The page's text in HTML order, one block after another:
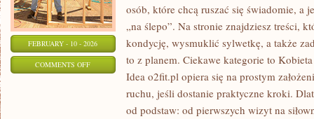
FEBRUARY - 10 - 2026
COMMENTS OFFON
ODCHUDZANIE
osób, które chcą ruszać się świadomie, a
„na ślepo”. Na stronie znajdziesz treści,
kondycję, wysmuklić sylwetkę, a także
to z planem. Ciekawe kategorie to
Idea o2fit.pl opiera się na prostym
ruchu, jeśli dostanie praktyczne kroki.
od podstaw: od pierwszych wizyt na